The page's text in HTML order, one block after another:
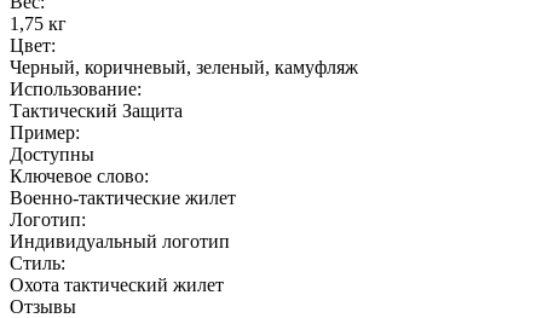
1,75 кг
Цвет:
Черный, коричневый, зеленый, камуфляж
Использование:
Тактический Защита
Пример:
Доступны
Ключевое слово:
Военно-тактические жилет
Логотип:
Индивидуальный логотип
Стиль:
Охота тактический жилет
Отзывы